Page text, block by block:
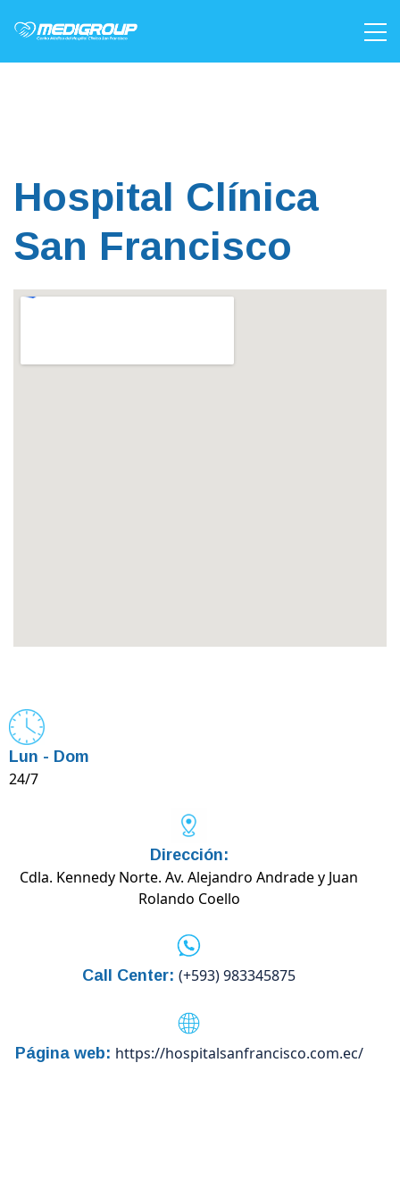
Hospital Clínica
San Francisco
Lun - Dom
24/7
Dirección:
Cdla. Kennedy Norte. Av. Alejandro Andrade y Juan
Rolando Coello
Call Center: (+593) 983345875
Página web: https://hospitalsanfrancisco.com.ec/